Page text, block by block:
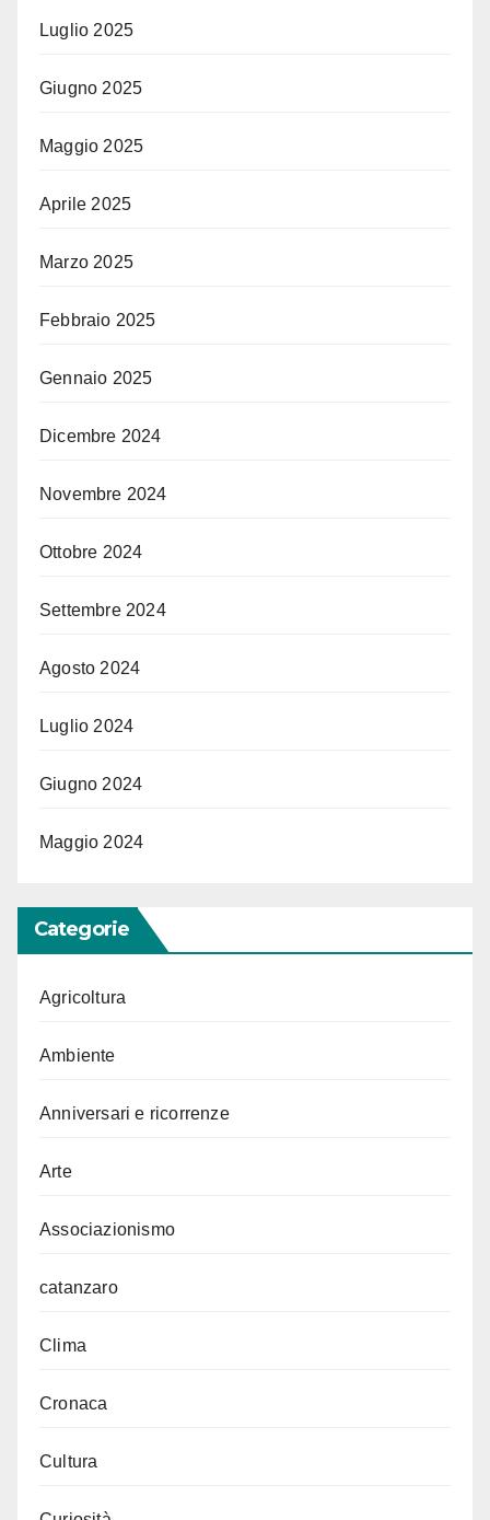
Luglio 2025
Giugno 2025
Maggio 2025
Aprile 2025
Marzo 2025
Febbraio 2025
Gennaio 2025
Dicembre 2024
Novembre 2024
Ottobre 2024
Settembre 2024
Agosto 2024
Luglio 2024
Giugno 2024
Maggio 2024
Categorie
Agricoltura
Ambiente
Anniversari e ricorrenze
Arte
Associazionismo
catanzaro
Clima
Cronaca
Cultura